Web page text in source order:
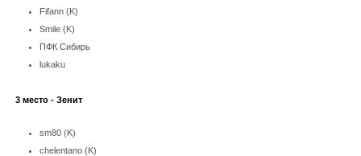
Fifann (K)
Smile (K)
ПФК Сибирь
lukaku
3 место - Зенит
sm80 (K)
chelentano (K)